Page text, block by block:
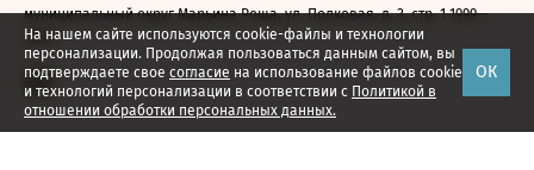
На нашем сайте используются cookie-файлы и технологии
персонализации. Продолжая пользоваться данным сайтом, вы
подтверждаете свое согласие на использование файлов cookie
и технологий персонализации в соответствии с Политикой в
отношении обработки персональных данных.
ОК
муниципальный округ Марьина Роща, ул. Полковая, д. 3, стр. 1 1999—
2026